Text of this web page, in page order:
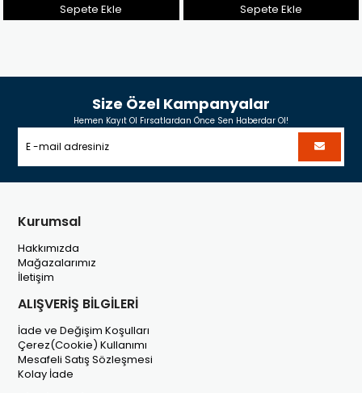
Sepete Ekle Sepete Ekle
Size Özel Kampanyalar
Hemen Kayıt Ol Fırsatlardan Önce Sen Haberdar Ol!
Kurumsal
Hakkımızda
Mağazalarımız
İletişim
ALIŞVERİŞ BİLGİLERİ
İade ve Değişim Koşulları
Çerez(Cookie) Kullanımı
Mesafeli Satış Sözleşmesi
Kolay İade